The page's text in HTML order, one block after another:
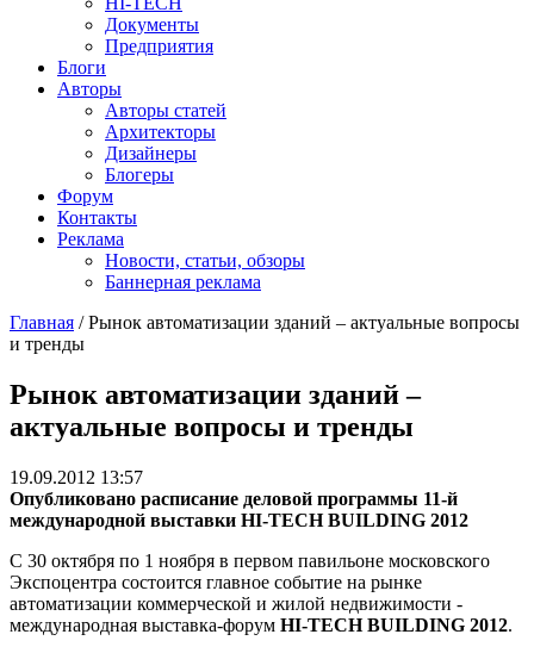
Документы
Предприятия
Блоги
Авторы
Авторы статей
Архитекторы
Дизайнеры
Блогеры
Форум
Контакты
Реклама
Новости, статьи, обзоры
Баннерная реклама
You are here
Главная / Рынок автоматизации зданий – актуальные вопросы
и тренды
Рынок автоматизации зданий –
актуальные вопросы и тренды
19.09.2012 13:57
Опубликовано расписание деловой программы 11-й
международной выставки HI-TECH BUILDING 2012
С 30 октября по 1 ноября в первом павильоне московского
Экспоцентра состоится главное событие на рынке
автоматизации коммерческой и жилой недвижимости -
международная выставка-форум HI-TECH BUILDING 2012.